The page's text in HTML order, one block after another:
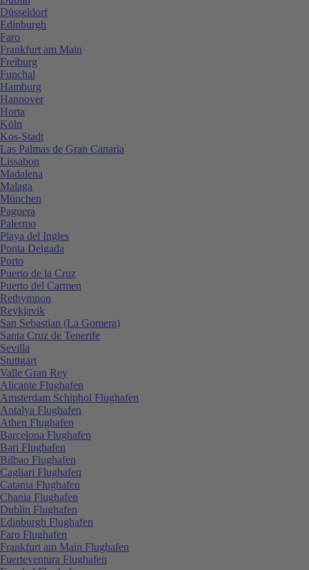
Düsseldorf
Edinburgh
Faro
Frankfurt am Main
Freiburg
Funchal
Hamburg
Hannover
Horta
Köln
Kos-Stadt
Las Palmas de Gran Canaria
Lissabon
Madalena
Malaga
München
Paguera
Palermo
Playa del Ingles
Ponta Delgada
Porto
Puerto de la Cruz
Puerto del Carmen
Rethymnon
Reykjavik
San Sebastian (La Gomera)
Santa Cruz de Tenerife
Sevilla
Stuttgart
Valle Gran Rey
Alicante Flughafen
Amsterdam Schiphol Flughafen
Antalya Flughafen
Athen Flughafen
Barcelona Flughafen
Bari Flughafen
Bilbao Flughafen
Cagliari Flughafen
Catania Flughafen
Chania Flughafen
Dublin Flughafen
Edinburgh Flughafen
Faro Flughafen
Frankfurt am Main Flughafen
Fuerteventura Flughafen